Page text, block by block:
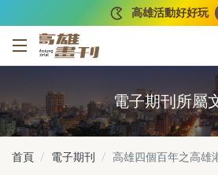
高雄活動好好玩
高雄畫刊
電子期刊所屬
首頁 電子期刊 高雄四個百年之高雄